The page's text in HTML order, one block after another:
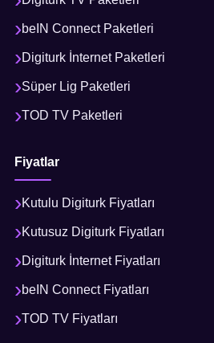
beIN Connect Paketleri
Digiturk İnternet Paketleri
Süper Lig Paketleri
TOD TV Paketleri
Fiyatlar
Kutulu Digiturk Fiyatları
Kutusuz Digiturk Fiyatları
Digiturk İnternet Fiyatları
beIN Connect Fiyatları
TOD TV Fiyatları